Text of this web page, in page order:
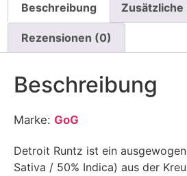
Beschreibung
Rezensionen (0)
Beschreibung
Marke: GoG
Detroit Runtz ist ein
Sativa / 50% Indica) aus der